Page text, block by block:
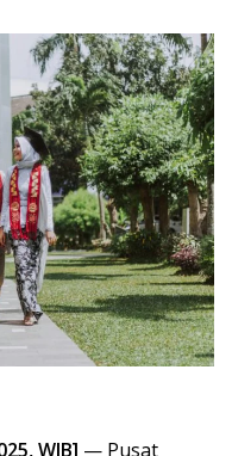
WIB] — Pusat